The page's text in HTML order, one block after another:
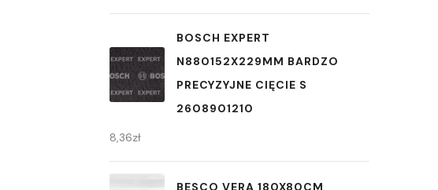
BOSCH EXPERT
N880152X229MM BARDZO
PRECYZYJNE CIĘCIE S
2608901210
8,36zł
BESCO VERA 180X80CM